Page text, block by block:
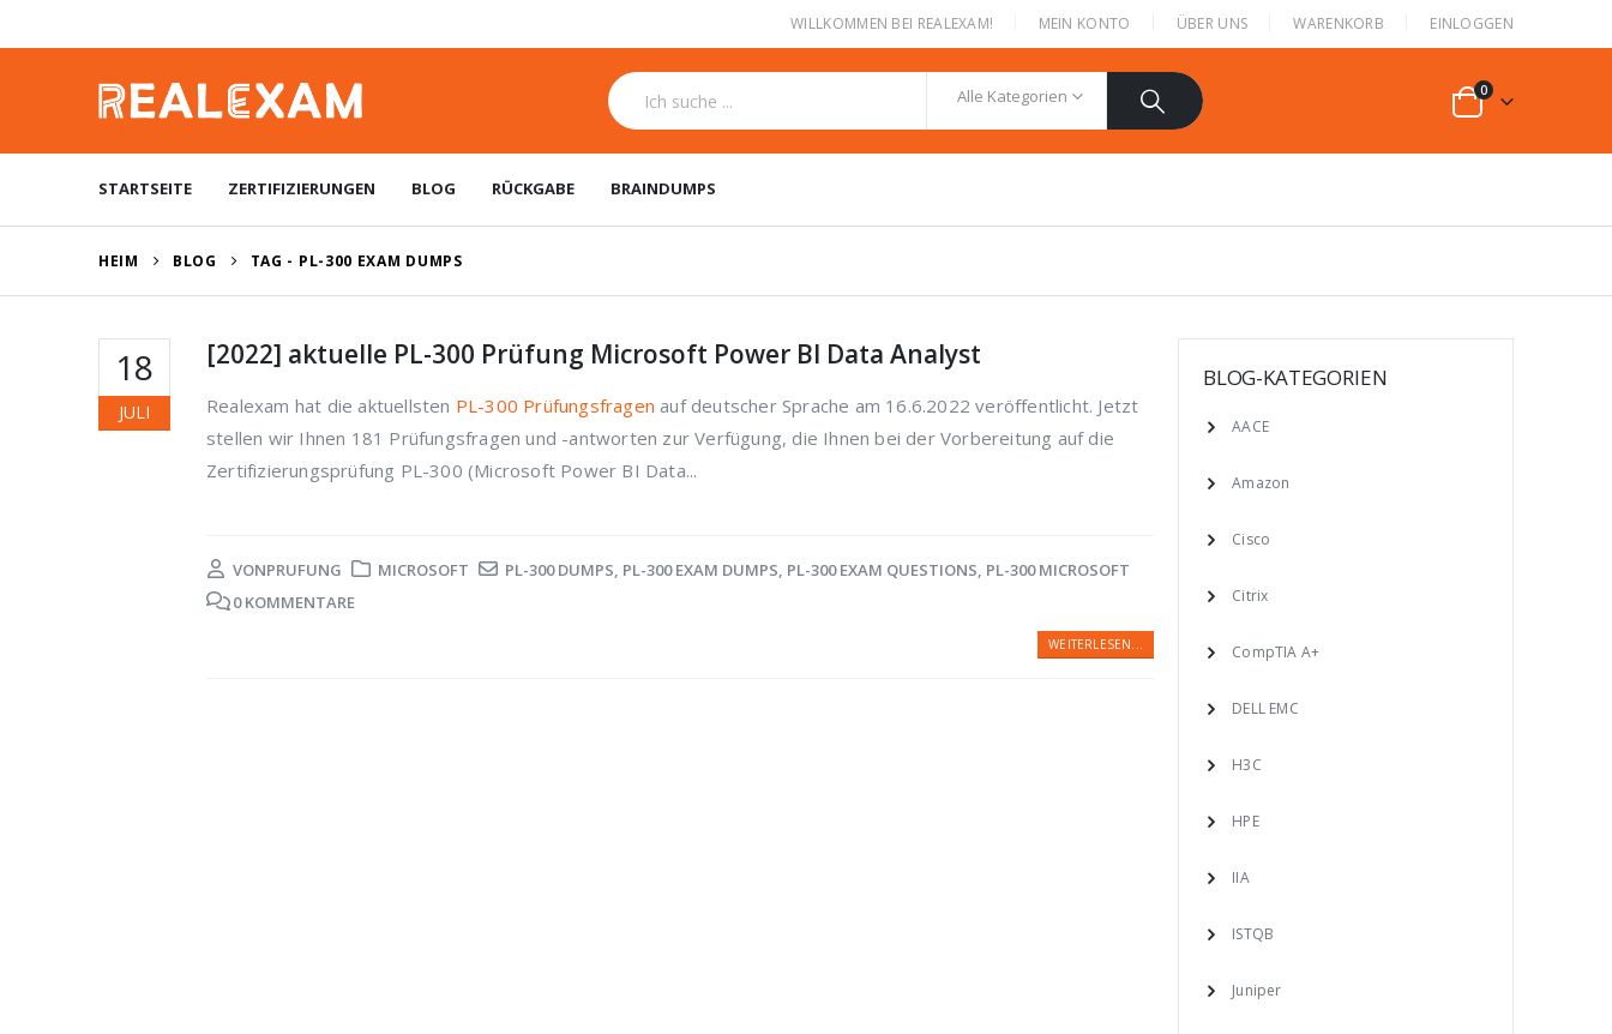
WILLKOMMEN BEI REALEXAM! MEIN KONTO ÜBER UNS WARENKORB EINLOGGEN
Alle Kategorien 0
STARTSEITE ZERTIFIZIERUNGEN BLOG RÜCKGABE BRAINDUMPS
HEIM BLOG TAG - PL-300 EXAM DUMPS
18
JULI
[2022] aktuelle PL-300 Prüfung Microsoft Power BI Data Analyst
Realexam hat die aktuellsten PL-300 Prüfungsfragen auf deutscher Sprache am 16.6.2022 veröffentlicht. Jetzt
stellen wir Ihnen 181 Prüfungsfragen und -antworten zur Verfügung, die Ihnen bei der Vorbereitung auf die
Zertifizierungsprüfung PL-300 (Microsoft Power BI Data...
VONPRUFUNG MICROSOFT PL-300 DUMPS, PL-300 EXAM DUMPS, PL-300 EXAM QUESTIONS, PL-300 MICROSOFT
0 KOMMENTARE
WEITERLESEN...
BLOG-KATEGORIEN
AACE
Amazon
Cisco
Citrix
CompTIA A+
DELL EMC
H3C
HPE
IIA
ISTQB
Juniper